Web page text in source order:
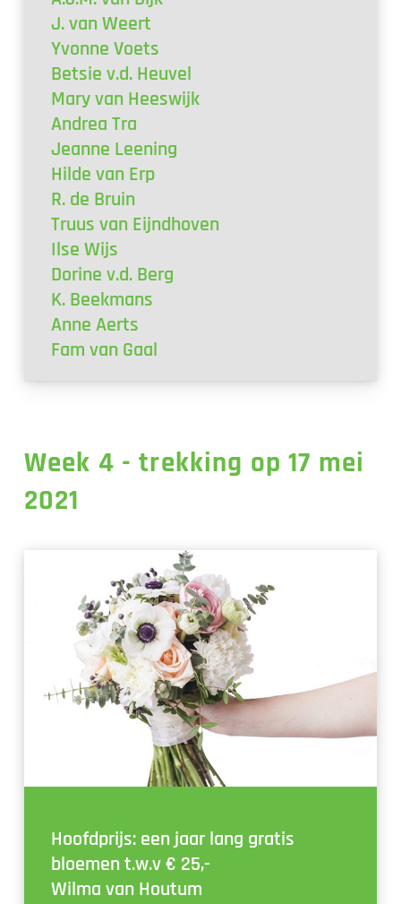
J. van Weert
Yvonne Voets
Betsie v.d. Heuvel
Mary van Heeswijk
Andrea Tra
Jeanne Leening
Hilde van Erp
R. de Bruin
Truus van Eijndhoven
Ilse Wijs
Dorine v.d. Berg
K. Beekmans
Anne Aerts
Fam van Gaal
Week 4 - trekking op 17 mei
2021
Hoofdprijs: een jaar lang gratis
bloemen t.w.v € 25,-
Wilma van Houtum